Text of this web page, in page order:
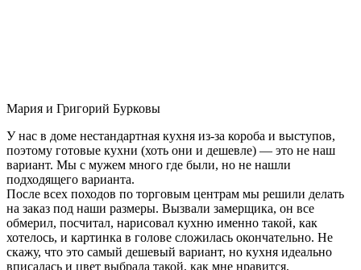
Мария и Григорий Бурковы
У нас в доме нестандартная кухня из-за короба и выступов,
поэтому готовые кухни (хоть они и дешевле) — это не наш
вариант. Мы с мужем много где были, но не нашли
подходящего варианта.
После всех походов по торговым центрам мы решили делать
на заказ под наши размеры. Вызвали замерщика, он все
обмерил, посчитал, нарисовал кухню именно такой, как
хотелось, и картинка в голове сложилась окончательно. Не
скажу, что это самый дешевый вариант, но кухня идеально
вписалась и цвет выбрала такой, как мне нравится.